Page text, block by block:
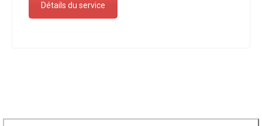
Détails du service